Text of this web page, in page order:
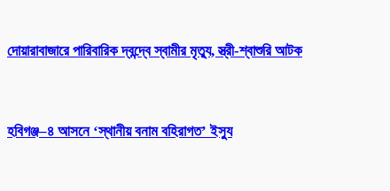
দোয়ারাবাজারে পারিবারিক দ্বন্দ্বে স্বামীর মৃত্যু, স্ত্রী-শ্বাশুরি আটক
হবিগঞ্জ–৪ আসনে ‘স্থানীয় বনাম বহিরাগত’ ইস্যু